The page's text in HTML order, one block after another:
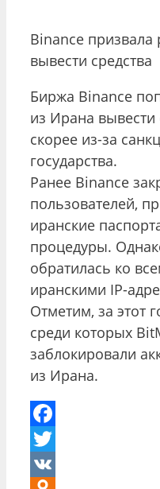
Binance призвала
вывести средства
Биржа Binance
из Ирана
скорее из-за
государства.
Ранее Binance
пользователей,
иранские
процедуры.
обратилась ко
иранскими IP-
Отметим, за этот
среди которых
заблокировали
из Ирана.
Facebook
Twitter